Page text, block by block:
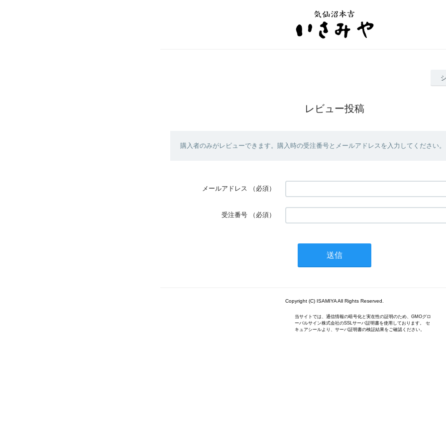
レビュー投稿
購入者のみがレビューできます。購入時の受注番号とメールアドレスを入力してください。
メールアドレス （必須）
受注番号 （必須）
Copyright (C) ISAMIYA All Rights Reserved.
当サイトでは、通信情報の暗号化と実在性の証明のため、GMOグロ
ーバルサイン株式会社のSSLサーバ証明書を使用しております。 セ
キュアシールより、サーバ証明書の検証結果をご確認ください。